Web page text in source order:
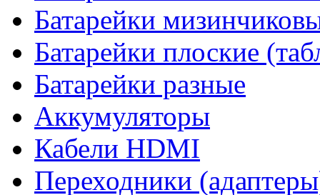
Батарейки
Батарейки плоские
Батарейки разные
Аккумуляторы
Кабели HDMI
Переходники